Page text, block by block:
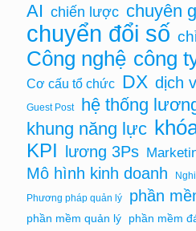
AI chiến lược chuyên
chuyển đổi số
Công nghệ công
Cơ cấu tổ chức DX dịch
Guest Post hệ thống
khung năng lực
KPI lương 3Ps
Mô hình kinh doanh
Phương pháp quản lý
phần
phần mềm quản lý phần mềm